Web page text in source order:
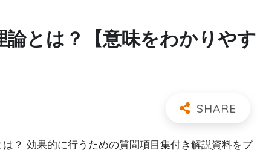
とは？【意味をわかりやす
？ 効果的に行うための質問項目集付き解説資料をプ